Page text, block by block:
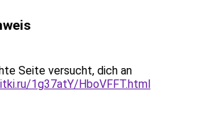
Seite versucht, dich an
1g37atY/HboVFFT.html